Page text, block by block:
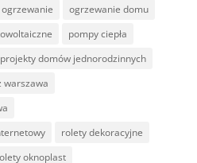
ogrzewanie
ogrzewanie domu
pompy ciepła
projekty domów jednorodzinnych
warszawa
rolety dekoracyjne
oknoplast